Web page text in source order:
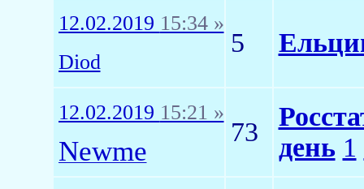
12.02.2019 15:34 »
Diod
5
12.02.2019 15:21 »
Newme
73
день 1